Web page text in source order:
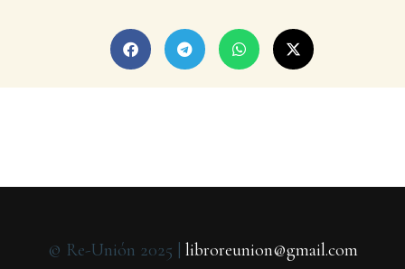
© Re-Unión 2025 | libroreunion@gmail.com